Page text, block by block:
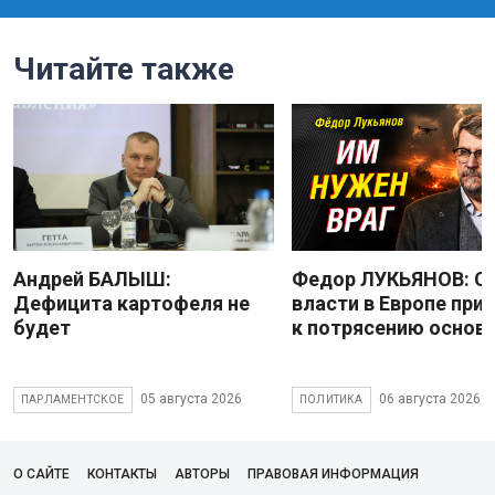
Читайте также
Андрей БАЛЫШ:
Дефицита картофеля не
будет
ПАРЛАМЕНТСКОЕ 05 августа 2026
Федор ЛУКЬЯНОВ:
власти в Европе
к потрясению основ
ПОЛИТИКА 06 августа 2026
О САЙТЕ КОНТАКТЫ АВТОРЫ ПРАВОВАЯ ИНФОРМАЦИЯ